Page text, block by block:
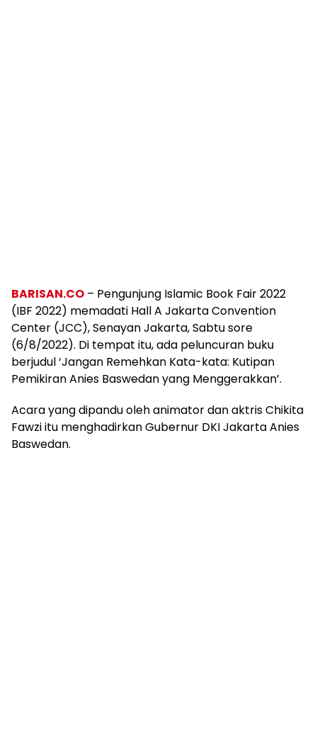
BARISAN.CO – Pengunjung Islamic Book Fair 2022
(IBF 2022) memadati Hall A Jakarta Convention
Center (JCC), Senayan Jakarta, Sabtu sore
(6/8/2022). Di tempat itu, ada peluncuran buku
berjudul ‘Jangan Remehkan Kata-kata: Kutipan
Pemikiran Anies Baswedan yang Menggerakkan’.
Acara yang dipandu oleh animator dan aktris Chikita
Fawzi itu menghadirkan Gubernur DKI Jakarta Anies
Baswedan.